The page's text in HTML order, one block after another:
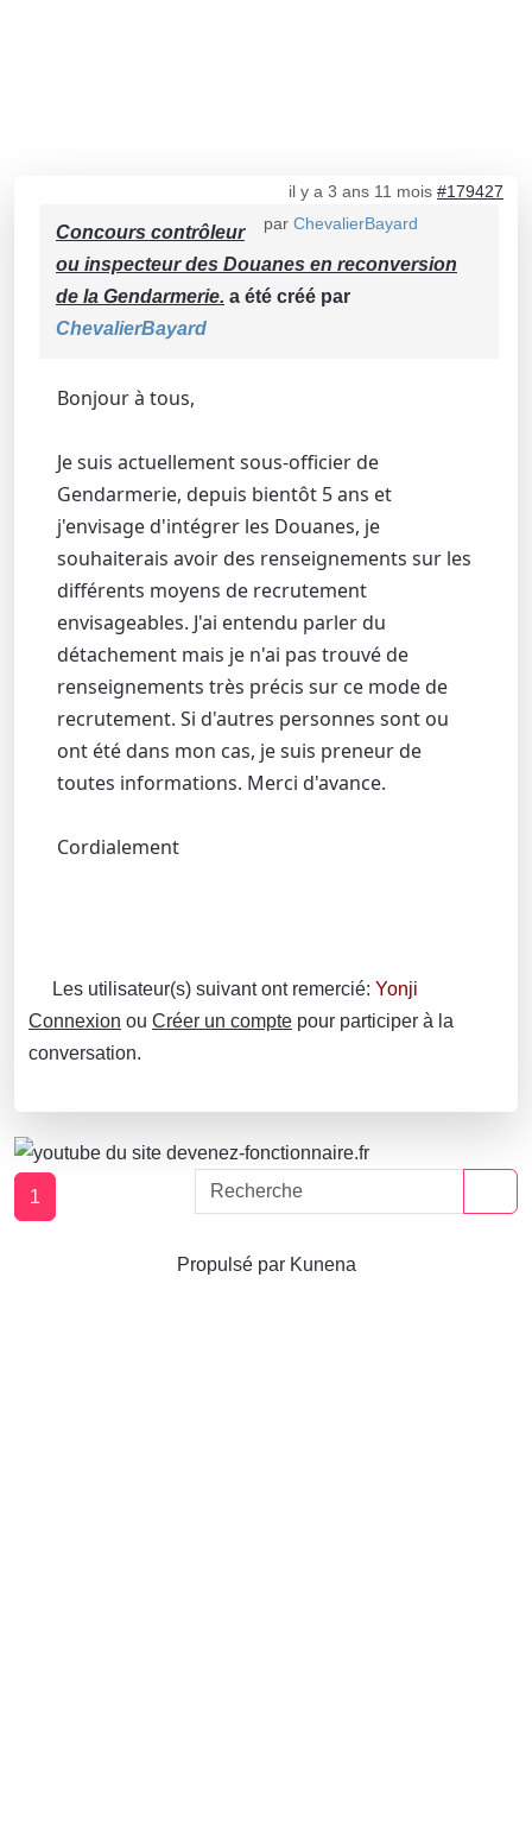
il y a 3 ans 11 mois #179427
par ChevalierBayard
Concours contrôleur
ou inspecteur des Douanes en reconversion
de la Gendarmerie. a été créé par
ChevalierBayard
Bonjour à tous,
Je suis actuellement sous-officier de
Gendarmerie, depuis bientôt 5 ans et
j'envisage d'intégrer les Douanes, je
souhaiterais avoir des renseignements sur les
différents moyens de recrutement
envisageables. J'ai entendu parler du
détachement mais je n'ai pas trouvé de
renseignements très précis sur ce mode de
recrutement. Si d'autres personnes sont ou
ont été dans mon cas, je suis preneur de
toutes informations. Merci d'avance.
Cordialement
Les utilisateur(s) suivant ont remercié: Yonji
Connexion ou Créer un compte pour participer à la
conversation.
1
Propulsé par Kunena